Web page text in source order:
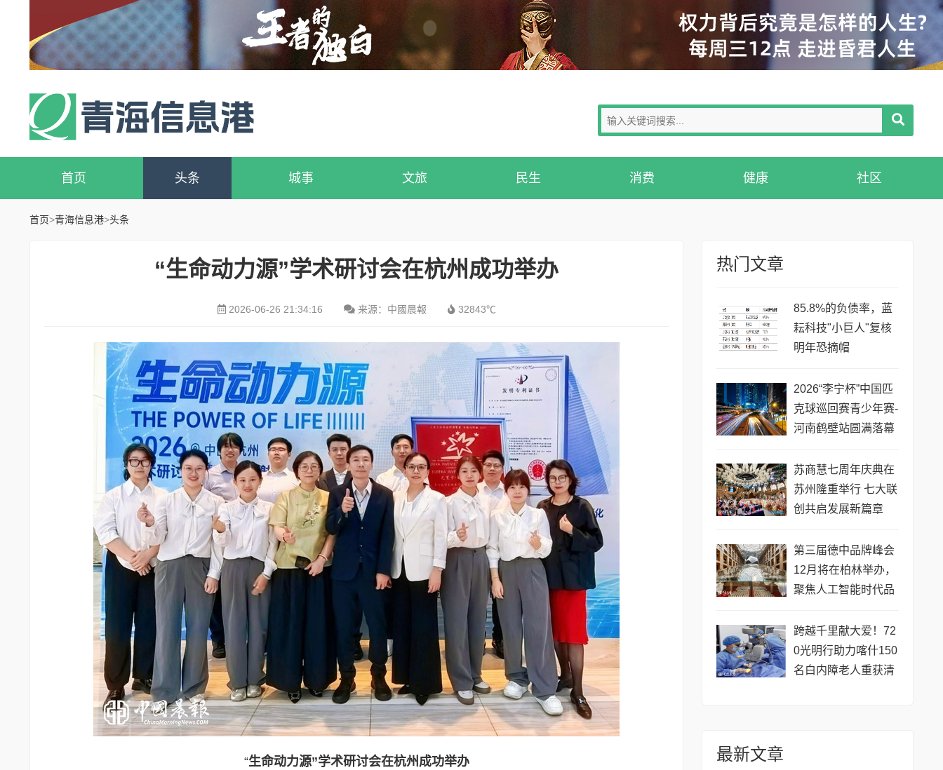
首页 头条 城事 文旅 民生 消费 健康 社区
首页>青海信息港>头条
“生命动力源”学术研讨会在杭州成功举办
2026-06-26 21:34:16 来源：中國晨報 32843℃
“生命动力源”学术研讨会在杭州成功举办
热门文章
85.8%的负债率，蓝
耘科技"小巨人"复核
明年恐摘帽
2026“李宁杯”中国匹
克球巡回赛青少年赛-
河南鹤壁站圆满落幕
苏商慧七周年庆典在
苏州隆重举行 七大联
创共启发展新篇章
第三届德中品牌峰会
12月将在柏林举办，
聚焦人工智能时代品
跨越千里献大爱！72
0光明行助力喀什150
名白内障老人重获清
最新文章